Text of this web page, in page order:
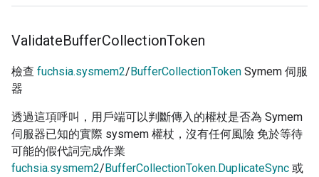
ValidateBufferCollectionToken
檢查 fuchsia.sysmem2/BufferCollectionToken Symem 伺服
器
透過這項呼叫，用戶端可以判斷傳入的權杖是否為 Symem
伺服器已知的實際 sysmem 權杖，沒有任何風險 免於等待
可能的假代詞完成作業
fuchsia.sysmem2/BufferCollectionToken.DuplicateSync 或